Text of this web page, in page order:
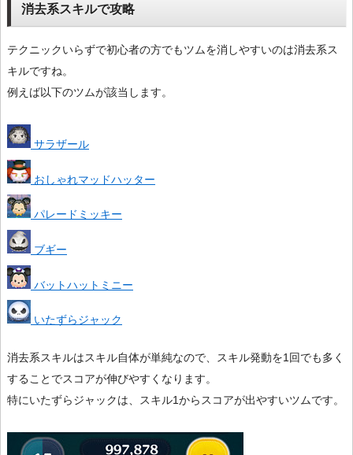
消去系スキルで攻略
テクニックいらずで初心者の方でもツムを消しやすいのは消去系ス
キルですね。
例えば以下のツムが該当します。
サラザール
おしゃれマッドハッター
パレードミッキー
ブギー
バットハットミニー
いたずらジャック
消去系スキルはスキル自体が単純なので、スキル発動を1回でも多く
することでスコアが伸びやすくなります。
特にいたずらジャックは、スキル1からスコアが出やすいツムです。